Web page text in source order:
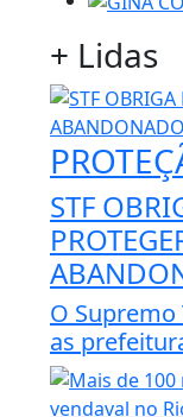
+ Lidas
STF
O Supremo
as